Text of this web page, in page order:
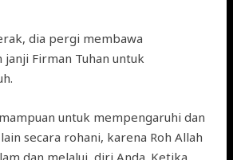
dia pergi membawa
janji Firman Tuhan untuk
untuk mempengaruhi dan
secara rohani, karena Roh Allah
dan melalui diri Anda. Ketika